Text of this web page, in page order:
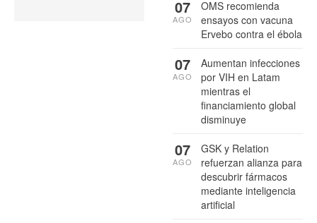
OMS recomienda
ensayos con vacuna
Ervebo contra el ébola
07
AGO
Aumentan infecciones
por VIH en Latam
mientras el
financiamiento global
disminuye
07
AGO
GSK y Relation
refuerzan alianza para
descubrir fármacos
mediante inteligencia
artificial
07
AGO